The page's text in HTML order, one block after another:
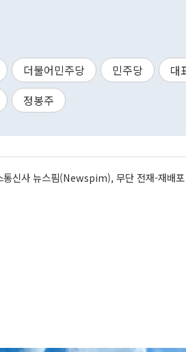
더불어민주당 민주당 대
정봉주
통신사 뉴스핌(Newspim), 무단 전재-재배